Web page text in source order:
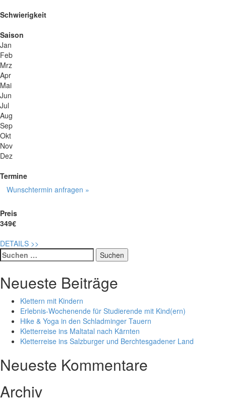
Schwierigkeit
Saison
Jan
Feb
Mrz
Apr
Mai
Jun
Jul
Aug
Sep
Okt
Nov
Dez
Termine
Wunschtermin anfragen »
Preis
349€
DETAILS >>
Suche
nach:
Neueste Beiträge
Klettern mit Kindern
Erlebnis-Wochenende für Studierende mit Kind(ern)
Hike & Yoga in den Schladminger Tauern
Kletterreise ins Maltatal nach Kärnten
Kletterreise ins Salzburger und Berchtesgadener Land
Neueste Kommentare
Archiv